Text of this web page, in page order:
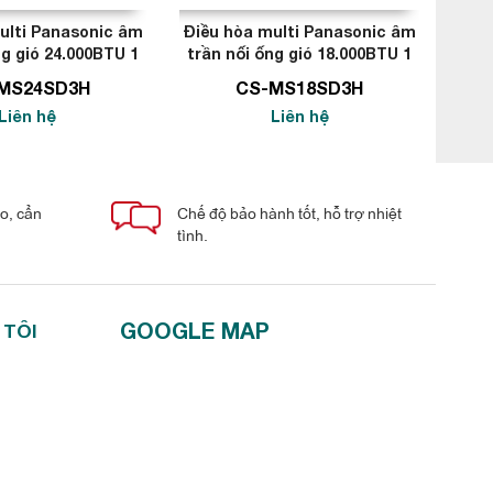
Panasonic âm
gió 24.000BTU 1
hệ
Điều hòa multi Panasonic âm
trần nối ống gió 18.000BTU 1
CS-MS18SD3H
Liên hệ
cẩn
Chế độ bảo hành tốt, hỗ trợ nhiệt
tình.
GOOGLE MAP